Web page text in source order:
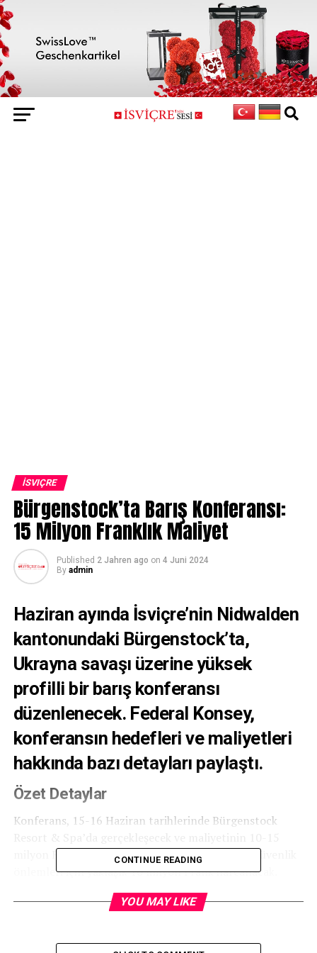
İSVIÇRE
Bürgenstock’ta Barış Konferansı:
15 Milyon Franklık Maliyet
Published 2 Jahren ago on 4 Juni 2024
By admin
Haziran ayında İsviçre’nin Nidwalden
kantonundaki Bürgenstock’ta,
Ukrayna savaşı üzerine yüksek
profilli bir barış konferansı
düzenlenecek. Federal Konsey,
konferansın hedefleri ve maliyetleri
hakkında bazı detayları paylaştı.
Özet Detaylar
Konferans, 15-16 Haziran tarihlerinde Bürgenstock
milyon Frank arasında olacağı tahmin ediliyor. Güvenlik
önlemleri için yaklaşık 10 milyon Frank harcanacak.
düzenleniyor.
Konferansın Hedefleri
CONTINUE READING
YOU MAY LIKE